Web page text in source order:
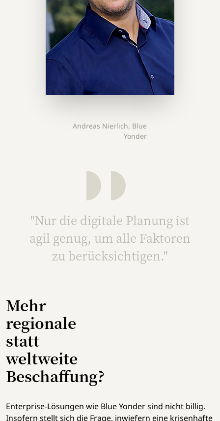
Andreas Nierlich, Blue
Yonder
"Nur die digitale Planung ist
agil genug, um alle Faktoren
zu berücksichtigen."
Mehr
regionale
statt
weltweite
Beschaffung?
Enterprise-Lösungen wie Blue Yonder sind nicht billig.
Insofern stellt sich die Frage, inwiefern eine krisenhafte